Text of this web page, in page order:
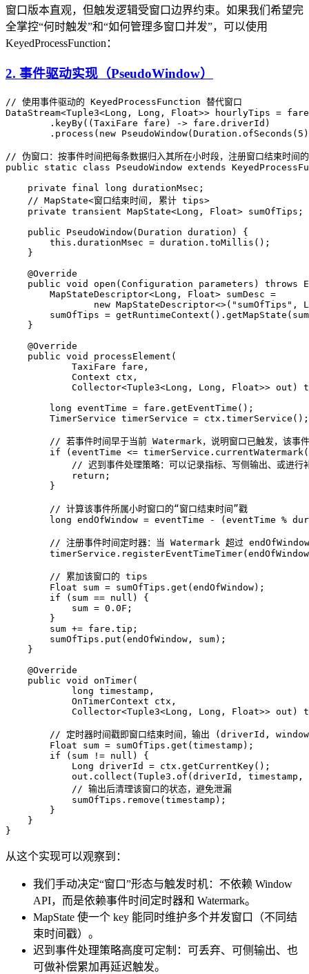
窗口版本直观，但触发逻辑受窗口边界约束。如果我们希望完
全掌控“何时触发”和“如何管理多窗口并发”，可以使用
KeyedProcessFunction：
2. 事件驱动实现（PseudoWindow）
// 使用事件驱动的 KeyedProcessFunction 替代窗口
DataStream<Tuple3<Long , Long , Float>> hourlyTips =
        .
keyBy(( TaxiFare fare) -> fare . driverId )
        .
process ( new PseudoWindow( Duration . ofSeconds ( 5
// 伪窗口：按事件时间把每条数据归入其所在小时段，注册窗口结束时间
public static class PseudoWindow extends
    private
final long durationMsec ;
    // MapState<窗口结束时间, 累计 tips>
    private
transient MapState<Long , Float> sumOfTips ;
    public
PseudoWindow( Duration duration )
{
        this
. durationMsec = duration . toMillis ();
    }
    @
Override
    public
void open ( Configuration parameters ) throws
        MapStateDescriptor
<Long , Float> sumDesc =
                new
MapStateDescriptor<>( "sumOfTips" ,
        sumOfTips
= getRuntimeContext (). getMapState
    }
    @
Override
    public
void processElement (
            TaxiFare
fare ,
            Context
ctx ,
            Collector
<Tuple3<Long , Long , Float>> out )
        long
eventTime = fare . getEventTime ();
        TimerService
timerService = ctx . timerService ();
// 若事件时间早于当前 Watermark，说明窗口已触发，该事件
        if
(eventTime <= timerService . currentWatermark
// 迟到事件处理策略：可以记录指标、写侧输出、或进行
            return
;
        }
        // 计算该事件所属小时窗口的“窗口结束时间”戳
        long
endOfWindow = eventTime - (eventTime %
// 注册事件时间定时器：当 Watermark 超过
        timerService
. registerEventTimeTimer
        // 累加该窗口的 tips
        Float
sum = sumOfTips . get (endOfWindow);
        if
(sum == null ) {
            sum
= 0.0F ;
        }
        sum
+= fare . tip ;
        sumOfTips
. put (endOfWindow, sum);
    }
    @
Override
    public
void onTimer(
            long
timestamp ,
            OnTimerContext
ctx ,
            Collector
<Tuple3<Long , Long , Float>> out )
// 定时器时间戳即窗口结束时间，输出 (driverId,
        Float
sum = sumOfTips . get (timestamp);
        if
(sum != null ) {
            Long
driverId = ctx . getCurrentKey();
            out
. collect ( Tuple3 . of (driverId, timestamp,
            // 输出后清理该窗口的状态，避免泄漏
            sumOfTips
. remove (timestamp);
        }
    }
}
从这个实现可以观察到：
我们手动决定“窗口”形态与触发时机：不依赖 Window
API，而是依赖事件时间定时器和 Watermark。
MapState 使一个 key 能同时维护多个并发窗口（不同结
束时间戳）。
迟到事件处理策略高度可定制：可丢弃、可侧输出、也
可做补偿累加再延迟触发。